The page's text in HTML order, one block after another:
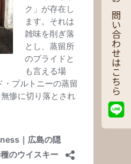
お問い合わせはこちら